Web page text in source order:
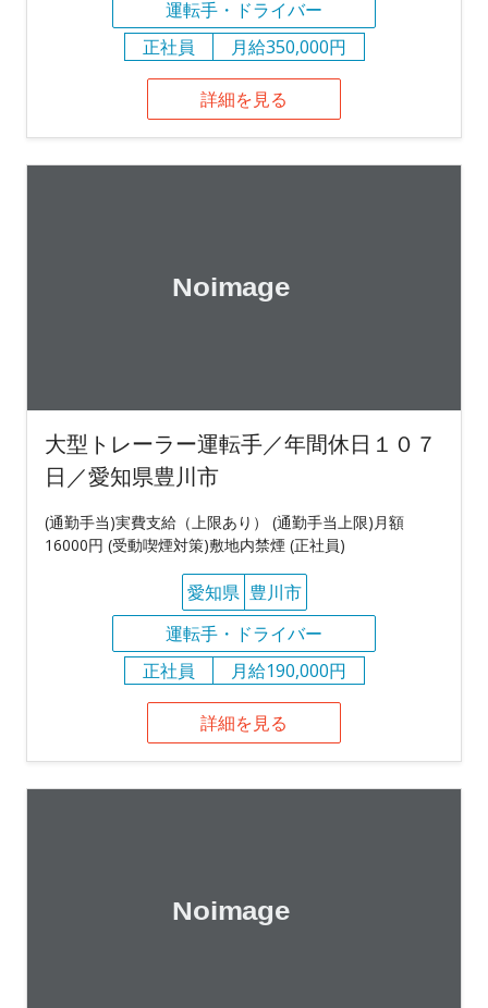
運転手・ドライバー
正社員
月給350,000円
詳細を見る
大型トレーラー運転手／年間休日１０７
日／愛知県豊川市
(通勤手当)実費支給（上限あり） (通勤手当上限)月額
16000円 (受動喫煙対策)敷地内禁煙 (正社員)
愛知県 豊川市
運転手・ドライバー
正社員
月給190,000円
詳細を見る